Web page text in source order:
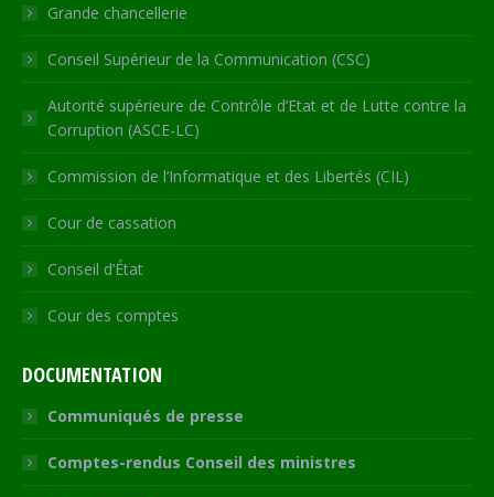
Grande chancellerie
Conseil Supérieur de la Communication (CSC)
Autorité supérieure de Contrôle d’Etat et de Lutte contre la
Corruption (ASCE-LC)
Commission de l’Informatique et des Libertés (CIL)
Cour de cassation
Conseil d’État
Cour des comptes
DOCUMENTATION
Communiqués de presse
Comptes-rendus Conseil des ministres